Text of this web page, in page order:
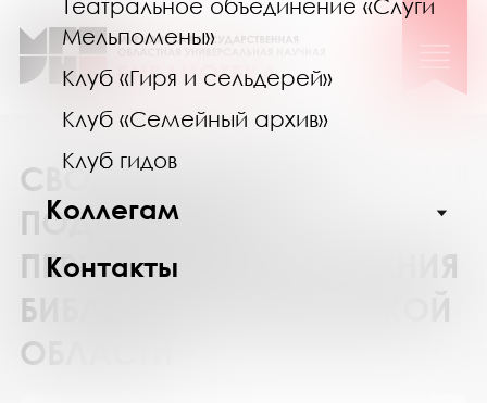
Мельпомены»
Клуб «Гиря и сельдерей»
Клуб «Семейный архив»
Клуб гидов
Коллегам
Контакты
СВОДНЫЙ КАТАЛОГ
ПОДПИСКИ НА
ПЕРИОДИЧЕСКИЕ ИЗДАНИЯ
БИБЛИОТЕК МУРМАНСКОЙ
ОБЛАСТИ